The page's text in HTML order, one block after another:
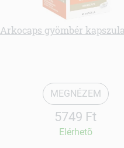
Arkocaps gyömbér
MEGNÉZEM
5749 Ft
Elérhetõ